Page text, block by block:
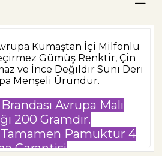
Kumaştan İçi Milfonlu
Gümüş Renktir, Çin
ve İnce Değildir Suni Deri
Menşeli Üründür.
Avrupa Malı
200 Gramdır.
Pamuktur 4
Garantisi